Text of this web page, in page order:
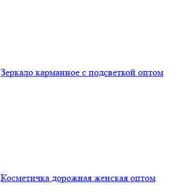
Зеркало карманное с подсветкой оптом
Косметичка дорожная женская оптом